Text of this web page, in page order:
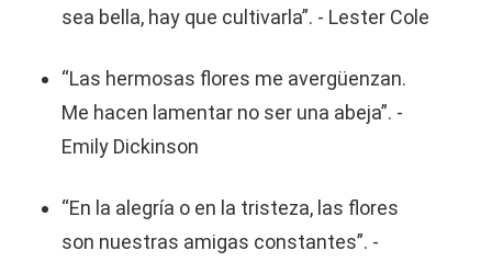
sea bella, hay que cultivarla”. - Lester Cole
“Las hermosas flores me avergüenzan.
Me hacen lamentar no ser una abeja”. -
Emily Dickinson
“En la alegría o en la tristeza, las flores
son nuestras amigas constantes”. -